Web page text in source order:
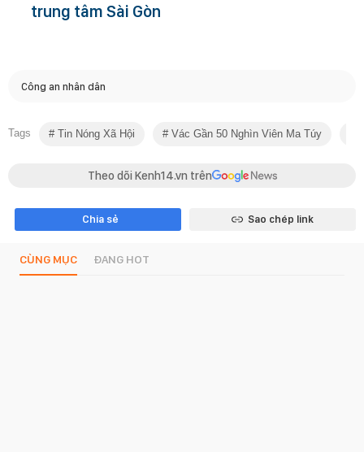
trung tâm Sài Gòn
Công an nhân dân
Tags Tin Nóng Xã Hội Vác Gần 50 Nghìn Viên Ma Túy
Theo dõi Kenh14.vn trên
Chia sẻ Sao chép link
CÙNG MỤC ĐANG HOT